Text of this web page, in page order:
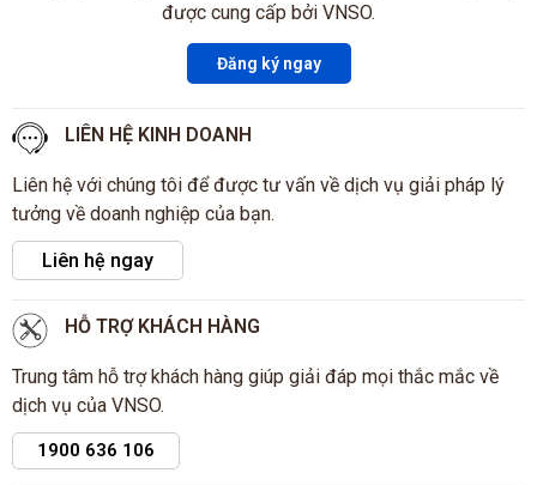
được cung cấp bởi VNSO.
Đăng ký ngay
LIÊN HỆ KINH DOANH
Liên hệ với chúng tôi để được tư vấn về dịch vụ giải pháp lý
tưởng về doanh nghiệp của bạn.
Liên hệ ngay
HỖ TRỢ KHÁCH HÀNG
Trung tâm hỗ trợ khách hàng giúp giải đáp mọi thắc mắc về
dịch vụ của VNSO.
1900 636 106